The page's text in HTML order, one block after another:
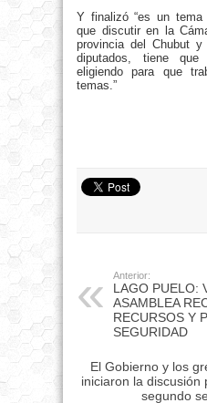
Y finalizó “es un
que discutir en la
provincia del Chubut
diputados, tiene
eligiendo para que
temas.”
Anterior:
LAGO PUELO:
ASAMBLEA
RECURSOS Y
SEGURIDAD
El Gobierno y los
iniciaron la discusión
segundo